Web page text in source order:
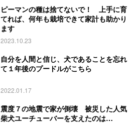
ピーマンの種は捨てないで！ 上手に育
てれば、何年も栽培できて家計も助かり
ます
2023.10.23
自分を人間と信じ、犬であることを忘れ
て１年後のプードルがこちら
2022.01.17
震度７の地震で家が倒壊 被災した人気
柴犬ユーチューバーを支えたのは…